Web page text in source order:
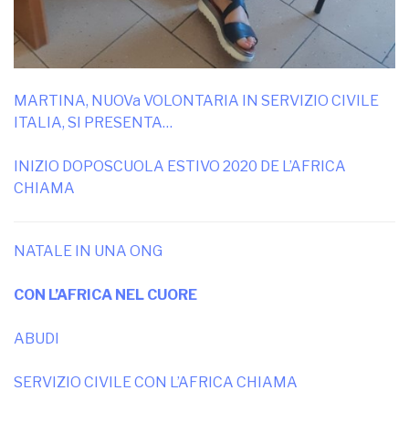
MARTINA, NUOVa VOLONTARIA IN SERVIZIO CIVILE
ITALIA, SI PRESENTA…
INIZIO DOPOSCUOLA ESTIVO 2020 DE L’AFRICA
CHIAMA
NATALE IN UNA ONG
CON L’AFRICA NEL CUORE
ABUDI
SERVIZIO CIVILE CON L’AFRICA CHIAMA